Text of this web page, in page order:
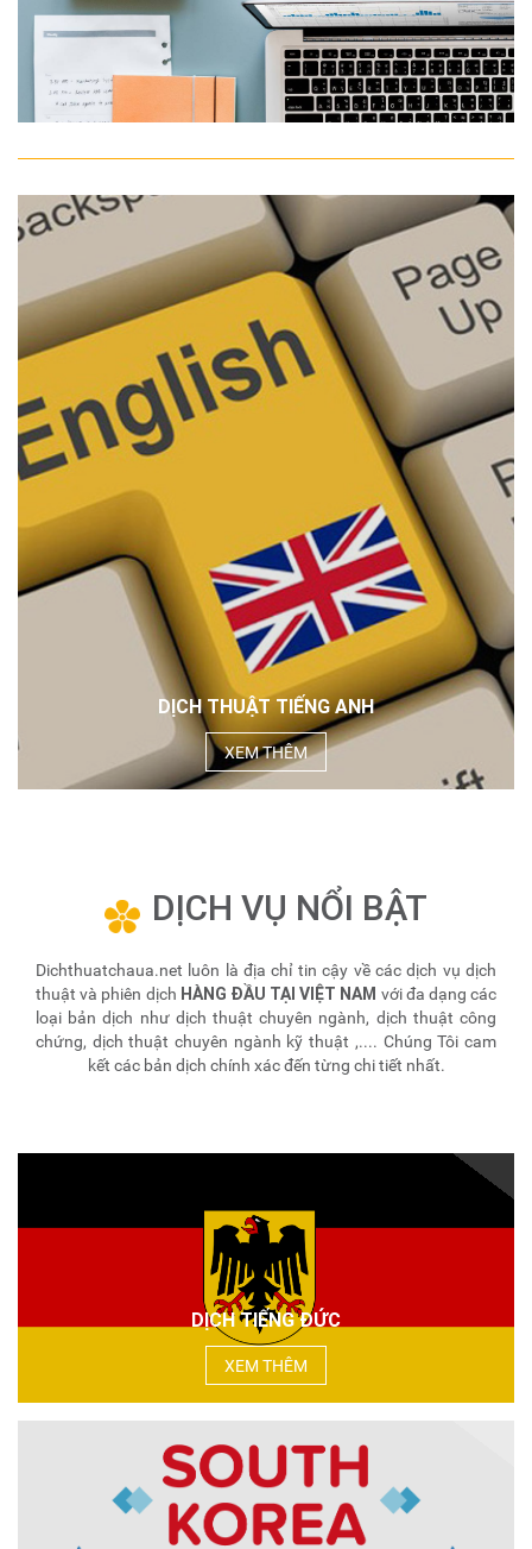
DỊCH THUẬT TIẾNG ANH
XEM THÊM
DỊCH VỤ NỔI BẬT
Dichthuatchaua.net luôn là địa chỉ tin cậy về các dịch vụ dịch
thuật và phiên dịch HÀNG ĐẦU TẠI VIỆT NAM với đa dạng các
loại bản dịch như dịch thuật chuyên ngành, dịch thuật công
chứng, dịch thuật chuyên ngành kỹ thuật ,.... Chúng Tôi cam
kết các bản dịch chính xác đến từng chi tiết nhất.
DỊCH TIẾNG ĐỨC
XEM THÊM